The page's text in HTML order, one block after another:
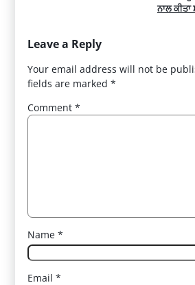
ਨਾਲ ਕੀਤਾ
Leave a Reply
Your email address will not be
fields are marked*
Comment*
Name*
Email*